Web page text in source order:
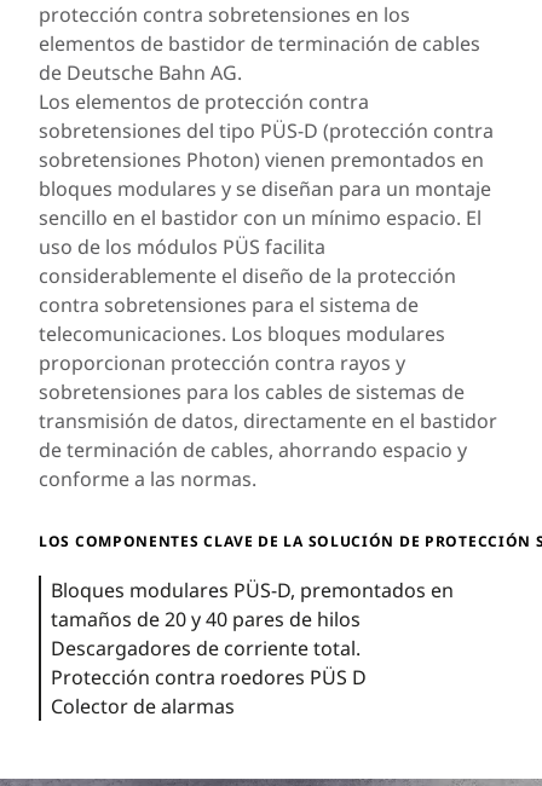
protección contra sobretensiones en los
elementos de bastidor de terminación de cables
de Deutsche Bahn AG.
Los elementos de protección contra
sobretensiones del tipo PÜS-D (protección contra
sobretensiones Photon) vienen premontados en
bloques modulares y se diseñan para un montaje
sencillo en el bastidor con un mínimo espacio. El
uso de los módulos PÜS facilita
considerablemente el diseño de la protección
contra sobretensiones para el sistema de
telecomunicaciones. Los bloques modulares
proporcionan protección contra rayos y
sobretensiones para los cables de sistemas de
transmisión de datos, directamente en el bastidor
de terminación de cables, ahorrando espacio y
conforme a las normas.
LOS COMPONENTES CLAVE DE LA SOLUCIÓN DE PROTECCIÓN
Bloques modulares PÜS-D, premontados en
tamaños de 20 y 40 pares de hilos
Descargadores de corriente total.
Protección contra roedores PÜS D
Colector de alarmas